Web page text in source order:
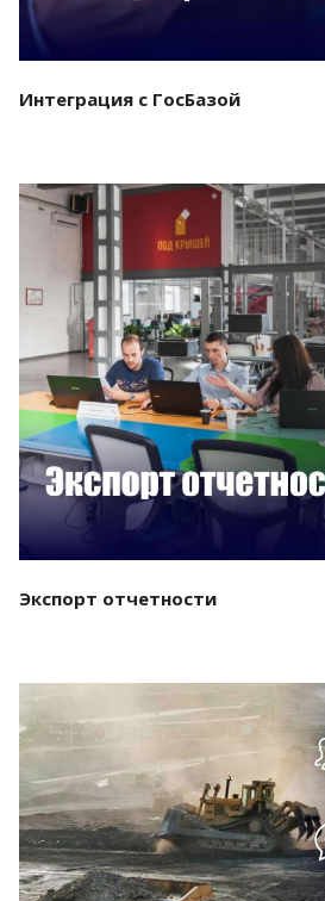
Интеграция с ГосБазой
Смотреть проект
Экспорт отчетности
Смотреть проект